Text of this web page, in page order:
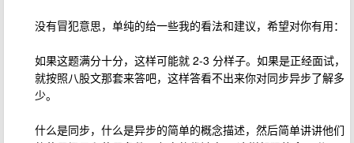
没有冒犯意思，单纯的给一些我的看法和建议，希望对你有用：
如果这题满分十分，这样可能就 2-3 分样子。如果是正经面试，
就按照八股文那套来答吧，这样答看不出来你对同步异步了解多
少。
什么是同步，什么是异步的简单的概念描述，然后简单讲讲他们